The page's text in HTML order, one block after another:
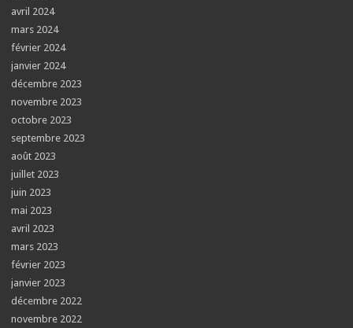
avril 2024
mars 2024
février 2024
janvier 2024
décembre 2023
novembre 2023
octobre 2023
septembre 2023
août 2023
juillet 2023
juin 2023
mai 2023
avril 2023
mars 2023
février 2023
janvier 2023
décembre 2022
novembre 2022